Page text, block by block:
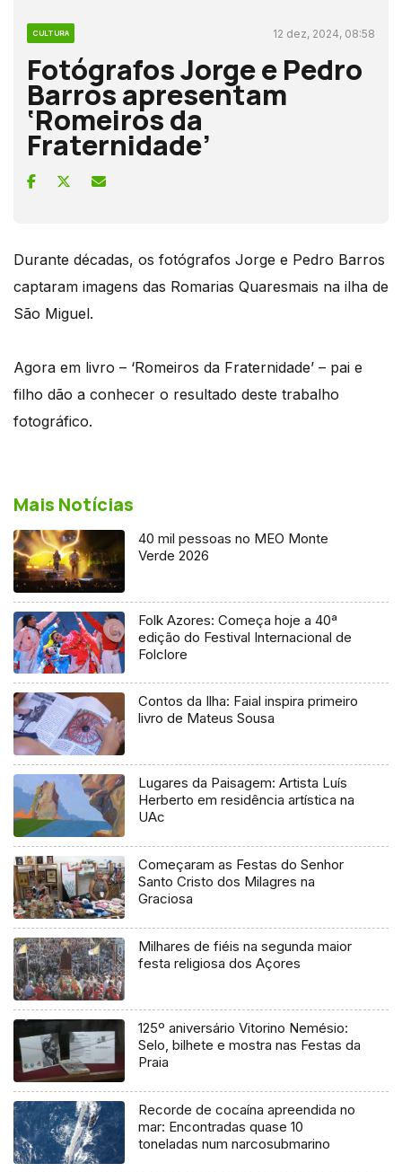
CULTURA 12 dez, 2024, 08:58
Fotógrafos Jorge e Pedro
Barros apresentam
‘Romeiros da
Fraternidade’
Durante décadas, os fotógrafos Jorge e Pedro Barros
captaram imagens das Romarias Quaresmais na ilha de
São Miguel.
Agora em livro – ‘Romeiros da Fraternidade’ – pai e
filho dão a conhecer o resultado deste trabalho
fotográfico.
Mais Notícias
40 mil pessoas no MEO Monte
Verde 2026
Folk Azores: Começa hoje a 40ª
edição do Festival Internacional de
Folclore
Contos da Ilha: Faial inspira primeiro
livro de Mateus Sousa
Lugares da Paisagem: Artista Luís
Herberto em residência artística na
UAc
Começaram as Festas do Senhor
Santo Cristo dos Milagres na
Graciosa
Milhares de fiéis na segunda maior
festa religiosa dos Açores
125º aniversário Vitorino Nemésio:
Selo, bilhete e mostra nas Festas da
Praia
Recorde de cocaína apreendida no
mar: Encontradas quase 10
toneladas num narcosubmarino